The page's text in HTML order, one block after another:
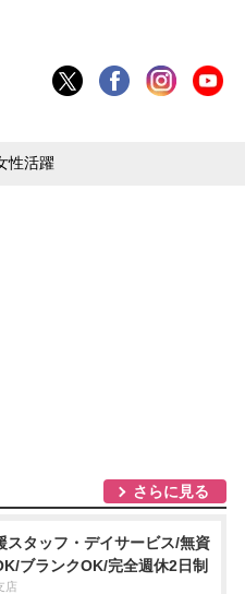
性活躍
さらに見る
スタッフ・デイサービス/無資
ブランクOK/完全週休2日制
店